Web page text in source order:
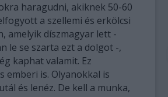
haragudni, akiknek 50-60
a szellemi és erkölcsi
amelyik díszmagyar lett -
le se szarta ezt a dolgot -,
kaphat valamit. Ez
emberi is. Olyanokkal is
és lenéz. De kell a munka,